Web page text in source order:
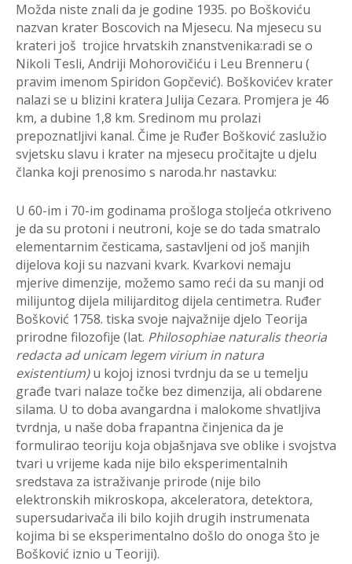
Možda niste znali da je godine 1935. po Boškoviću
nazvan krater Boscovich na Mjesecu. Na mjesecu su
krateri još trojice hrvatskih znanstvenika:radi se o
Nikoli Tesli, Andriji Mohorovičiću i Leu Brenneru (
pravim imenom Spiridon Gopčević). Boškovićev krater
nalazi se u blizini kratera Julija Cezara. Promjera je 46
km, a dubine 1,8 km. Sredinom mu prolazi
prepoznatljivi kanal. Čime je Ruđer Bošković zaslužio
svjetsku slavu i krater na mjesecu pročitajte u djelu
članka koji prenosimo s naroda.hr nastavku:
U 60-im i 70-im godinama prošloga stoljeća otkriveno
je da su protoni i neutroni, koje se do tada smatralo
elementarnim česticama, sastavljeni od još manjih
dijelova koji su nazvani kvark. Kvarkovi nemaju
mjerive dimenzije, možemo samo reći da su manji od
milijuntog dijela milijarditog dijela centimetra. Ruđer
Bošković 1758. tiska svoje najvažnije djelo Teorija
prirodne filozofije (lat. Philosophiae naturalis theoria
redacta ad unicam legem virium in natura
existentium)u kojoj iznosi tvrdnju da se u temelju
građe tvari nalaze točke bez dimenzija, ali obdarene
silama. U to doba avangardna i malokome shvatljiva
tvrdnja, u naše doba frapantna činjenica da je
formulirao teoriju koja objašnjava sve oblike i svojstva
tvari u vrijeme kada nije bilo eksperimentalnih
sredstava za istraživanje prirode (nije bilo
elektronskih mikroskopa, akceleratora, detektora,
supersudarivača ili bilo kojih drugih instrumenata
kojima bi se eksperimentalno došlo do onoga što je
Bošković iznio u Teoriji).